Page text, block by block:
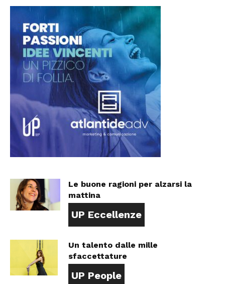
Le buone ragioni per alzarsi la
mattina
UP Eccellenze
Un talento dalle mille
sfaccettature
UP People